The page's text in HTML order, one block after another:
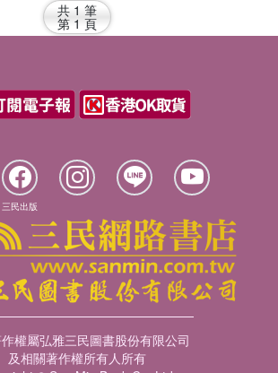
共 1 筆
第 1 頁
三民出版
權屬弘雅三民圖書股份有限公司
及相關著作權所有人所有